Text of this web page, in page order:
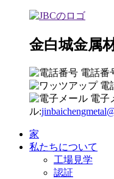
金白城金属
電話番
電
電子
ル:
家
私たちについて
工場見学
認証